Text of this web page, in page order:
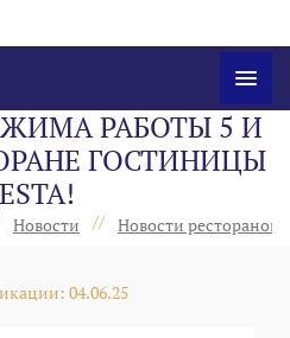
РАБОТЫ 5 И
ГОСТИНИЦЫ
Новости // Новости ресторанов
04.06.25